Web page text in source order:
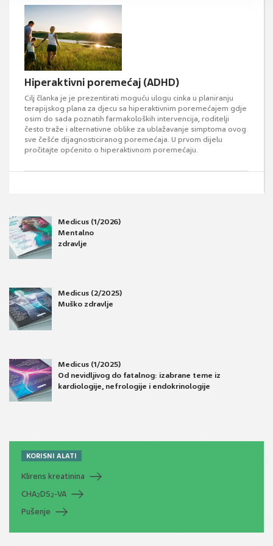
Hiperaktivni poremećaj (ADHD)
Cilj članka je je prezentirati moguću ulogu cinka u planiranju
terapijskog plana za djecu sa hiperaktivnim poremećajem gdje
osim do sada poznatih farmakoloških intervencija, roditelji
često traže i alternativne oblike za ublažavanje simptoma ovog
sve češće dijagnosticiranog poremećaja. U prvom dijelu
pročitajte općenito o hiperaktivnom poremećaju.
Medicus (1/2026)
Mentalno
zdravlje
Medicus (2/2025)
Muško zdravlje
Medicus (1/2025)
Od nevidljivog do fatalnog: izabrane teme iz
kardiologije, nefrologije i endokrinologije
KORISNI ALATI
Klirens kreatinina
CHA2DS2-VA
Pušenje